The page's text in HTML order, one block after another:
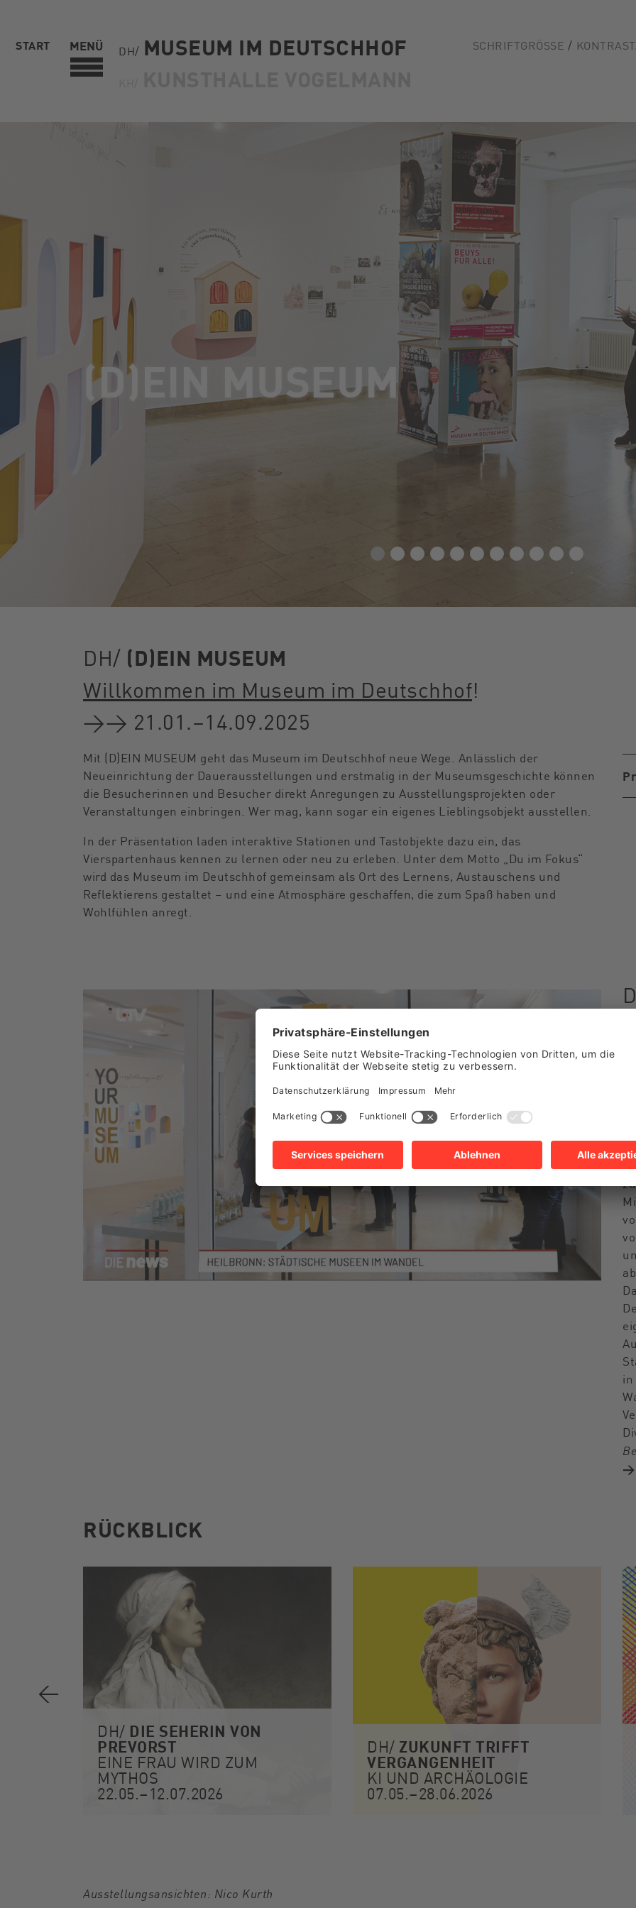
START MENÜ DH/ MUSEUM IM DEUTSCHHOF SCHRIFTGRÖSSE
(D)EIN
DH/ (D)EIN MUSEUM
Willkommen im Museum im Deutschhof!
→→ 21.01.–14.09.2025
Mit (D)EIN MUSEUM geht das Museum im Deutschhof neue Wege. Anlässlich der
Neueinrichtung der Dauerausstellungen und erstmalig in der Museumsgeschichte können
die Besucherinnen und Besucher direkt Anregungen zu Ausstellungsprojekten oder
Veranstaltungen einbringen. Wer mag, kann sogar ein eigenes Lieblingsobjekt ausstellen.
In der Präsentation laden interaktive Stationen und Tastobjekte dazu ein, das
Vierspartenhaus kennen zu lernen oder neu zu erleben. Unter dem Motto „Du im Fokus“
wird das Museum im Deutschhof gemeinsam als Ort des Lernens, Austauschens und
Reflektierens gestaltet – und eine Atmosphäre geschaffen, die zum Spaß haben und
Wohlfühlen anregt.
→
RÜCKBLICK
DH/ DIE SEHERIN VON
PREVORST
EINE FRAU WIRD ZUM
MYTHOS
22.05.–12.07.2026
DH/ ZUKUNFT TRIFFT
VERGANGEN­HEIT
KI UND ARCHÄOLOGIE
07.05.–28.06.2026
Ausstellungsansichten: Nico Kurth